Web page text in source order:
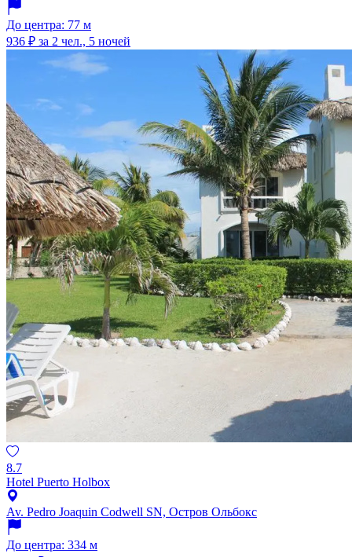
До центра: 77 м
936 ₽ за 2 чел., 5 ночей
8.7
Hotel Puerto Holbox
Av. Pedro Joaquin Codwell SN, Остров Ольбокс
До центра: 334 м